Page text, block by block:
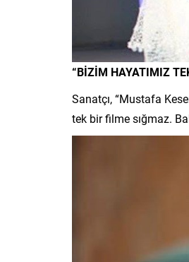
“BİZİM HAYATIMIZ
Sanatçı, “Mustafa
tek bir filme sığmaz.